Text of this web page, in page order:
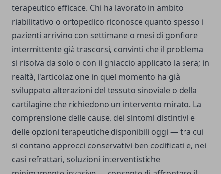
terapeutico efficace. Chi ha lavorato in ambito
riabilitativo o ortopedico riconosce quanto spesso i
pazienti arrivino con settimane o mesi di gonfiore
intermittente già trascorsi, convinti che il problema
si risolva da solo o con il ghiaccio applicato la sera; in
realtà, l'articolazione in quel momento ha già
sviluppato alterazioni del tessuto sinoviale o della
cartilagine che richiedono un intervento mirato. La
comprensione delle cause, dei sintomi distintivi e
delle opzioni terapeutiche disponibili oggi — tra cui
si contano approcci conservativi ben codificati e, nei
casi refrattari, soluzioni interventistiche